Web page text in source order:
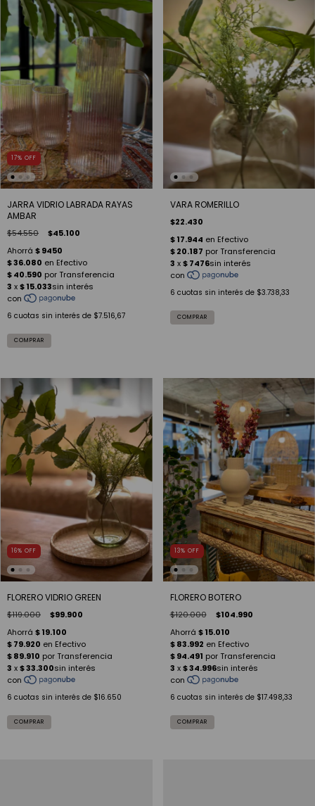
17% OFF
JARRA VIDRIO LABRADA RAYAS
AMBAR
$54.550 $45.100
6 cuotas sin interés de $7.516,67
VARA ROMERILLO
$22.430
6 cuotas sin interés de $3.738,33
16% OFF
FLORERO VIDRIO GREEN
$119.000 $99.900
6 cuotas sin interés de $16.650
13% OFF
FLORERO BOTERO
$120.000 $104.990
6 cuotas sin interés de $17.498,33